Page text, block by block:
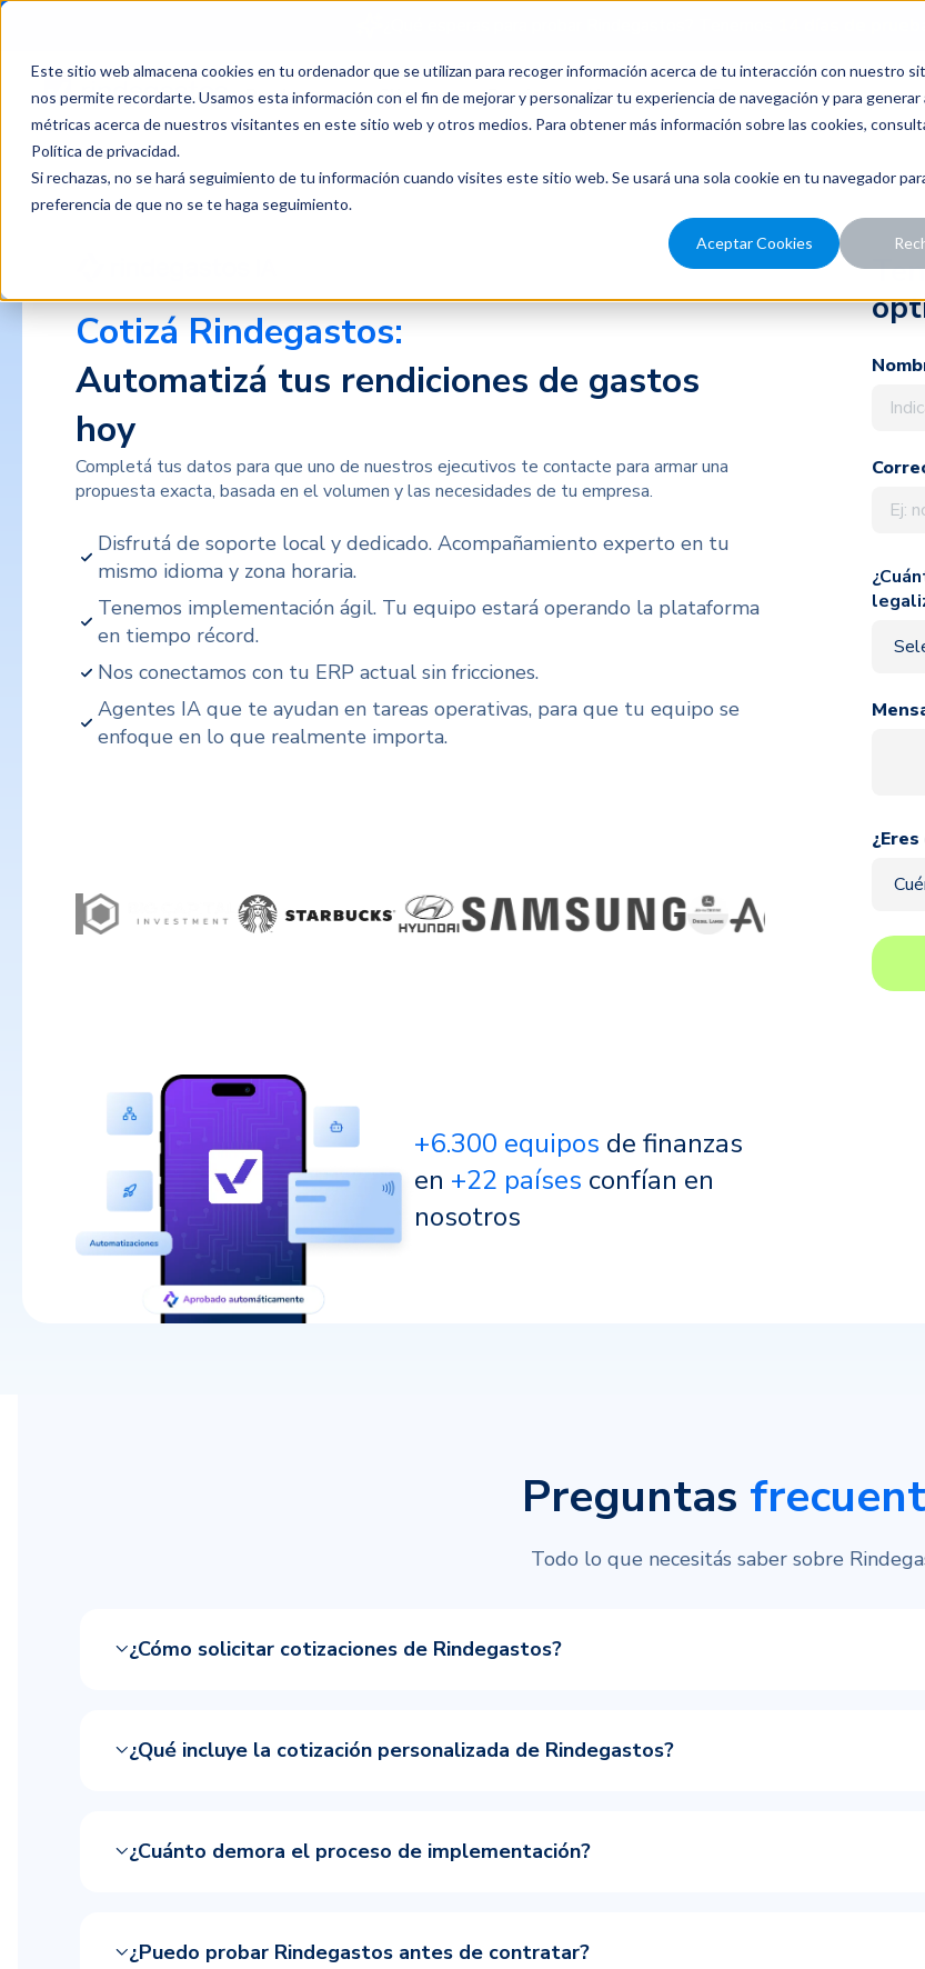
Este sitio web almacena cookies en tu ordenador que se utilizan para recoger información acerca de tu interacción con nuestro
nos permite recordarte. Usamos esta información con el fin de mejorar y personalizar tu experiencia de navegación y para generar
métricas acerca de nuestros visitantes en este sitio web y otros medios. Para obtener más información sobre las cookies,
Política de privacidad.
Si rechazas, no se hará seguimiento de tu información cuando visites este sitio web. Se usará una sola cookie en tu navegador
preferencia de que no se te haga seguimiento.
Aceptar Cookies
Productos Clientes Precios Nosotros Recursos
Cotizá Rindegastos:
Automatizá tus rendiciones de gastos
hoy
Completá tus datos para que uno de nuestros ejecutivos te contacte para armar una
propuesta exacta, basada en el volumen y las necesidades de tu empresa.
Disfrutá de soporte local y dedicado. Acompañamiento experto en tu
mismo idioma y zona horaria.
Tenemos implementación ágil. Tu equipo estará operando la plataforma
en tiempo récord.
Nos conectamos con tu ERP actual sin fricciones.
Agentes IA que te ayudan en tareas operativas, para que tu equipo se
enfoque en lo que realmente importa.
+6.300 equipos de finanzas
en +22 países confían en
nosotros
Preguntas
Todo lo que necesitás saber sobre
¿Cómo solicitar cotizaciones de Rindegastos?
¿Qué incluye la cotización personalizada de Rindegastos?
¿Cuánto demora el proceso de implementación?
¿Puedo probar Rindegastos antes de contratar?